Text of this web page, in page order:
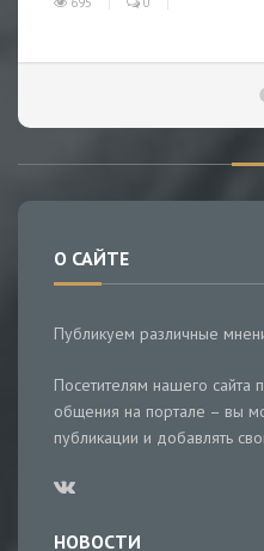
О САЙТЕ
Публикуем различные
Посетителям нашего сайта
общения на портале – вы
публикации и добавлять
НОВОСТИ